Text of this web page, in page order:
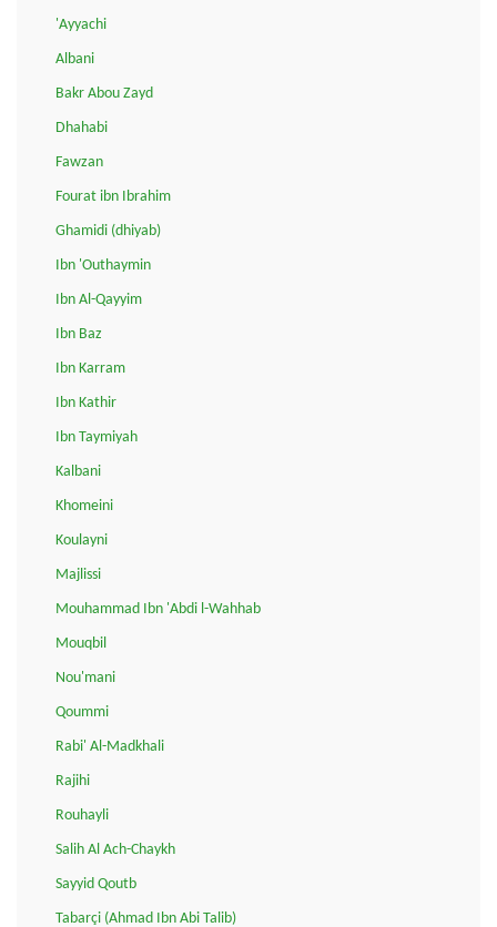
'Ayyachi
Albani
Bakr Abou Zayd
Dhahabi
Fawzan
Fourat ibn Ibrahim
Ghamidi (dhiyab)
Ibn 'Outhaymin
Ibn Al-Qayyim
Ibn Baz
Ibn Karram
Ibn Kathir
Ibn Taymiyah
Kalbani
Khomeini
Koulayni
Majlissi
Mouhammad Ibn 'Abdi l-Wahhab
Mouqbil
Nou'mani
Qoummi
Rabi' Al-Madkhali
Rajihi
Rouhayli
Salih Al Ach-Chaykh
Sayyid Qoutb
Tabarçi (Ahmad Ibn Abi Talib)